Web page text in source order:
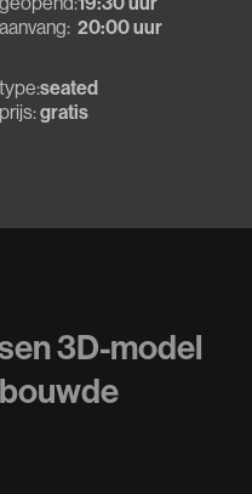
aanvang: 20:00 uur
type:
prijs:
seated
gratis
3D-model